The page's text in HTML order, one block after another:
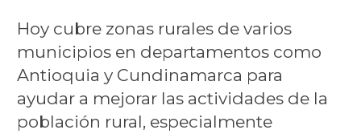
Hoy cubre zonas rurales de varios
municipios en departamentos como
Antioquia y Cundinamarca para
ayudar a mejorar las actividades de la
población rural, especialmente